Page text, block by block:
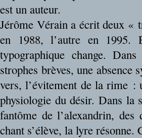
est un auteur.
Jérôme Vérain a écrit deux «
en 1988, l’autre en 1995.
typographique change.
strophes brèves, une absence
vers, l’évitement de la rime :
physiologie du désir. Dans la
fantôme de l’alexandrin,
chant s’élève, la lyre